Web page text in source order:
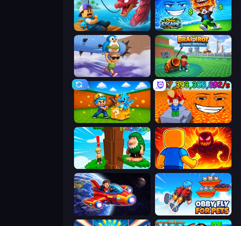
Fish It Now Obby Escape from Tsunami Brainrot
BrainZombie Log Escape Brainrot Tower Defence
Escape Cave For Brainrot Escape Lava for Brainrots!
Steal Beanstalk for Brainrots Obby: Legendary Dragon
Obby Space Challenge: Starships Obby Fly For Pets